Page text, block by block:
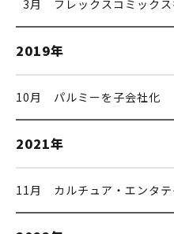
3月 フレックスコミックス
2019年
10月 パルミーを子会社化
2021年
11月 カルチュア・エンタテ